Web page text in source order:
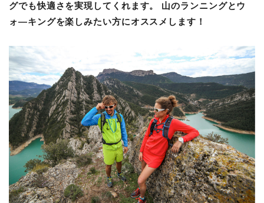
グでも快適さを実現してくれます。 山のランニングとウ
ォ―キングを楽しみたい方にオススメします！